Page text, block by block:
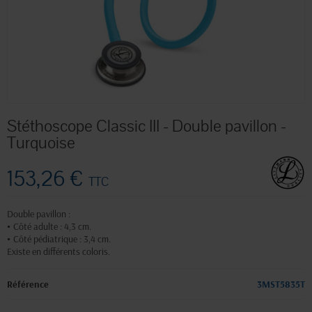
Stéthoscope Classic III - Double pavillon -
Turquoise
153,26 € TTC
Double pavillon :
• Côté adulte : 4,3 cm.
• Côté pédiatrique : 3,4 cm.
Existe en différents coloris.
Référence 3MST5835T